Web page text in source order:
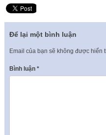
Để lại một bình luận
Email của bạn sẽ không được hiển
Bình luận *